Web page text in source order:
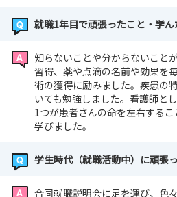
就職1年目で頑張ったこと・学ん
知らないことや分からないこと
習得、薬や点滴の名前や効果を
術の獲得に励みました。疾患の
いても勉強しました。看護師と
1つが患者さんの命を左右する
学びました。
学生時代（就職活動中）に頑張
合同就職説明会に足を運び、色